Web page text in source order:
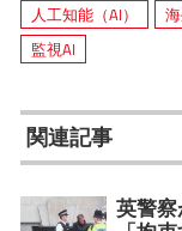
人工知能（AI）
監視AI
関連記事
英警